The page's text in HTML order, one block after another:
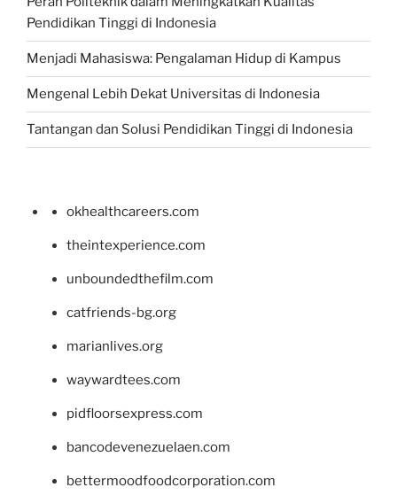
Pendidikan Tinggi di Indonesia
Menjadi Mahasiswa: Pengalaman Hidup di Kampus
Mengenal Lebih Dekat Universitas di Indonesia
Tantangan dan Solusi Pendidikan Tinggi di Indonesia
okhealthcareers.com
theintexperience.com
unboundedthefilm.com
catfriends-bg.org
marianlives.org
waywardtees.com
pidfloorsexpress.com
bancodevenezuelaen.com
bettermoodfoodcorporation.com